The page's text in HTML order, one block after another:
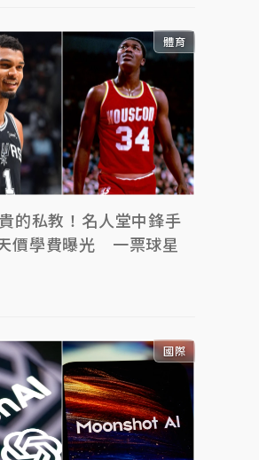
體育
的私教！名人堂中鋒手
價學費曝光 一票球星
國際